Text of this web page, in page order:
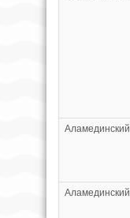
Аламединский
Аламединский